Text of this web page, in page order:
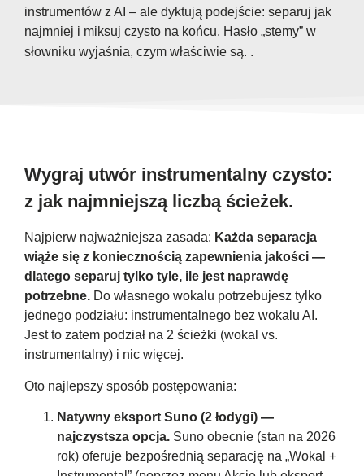
instrumentów z AI – ale dyktują podejście: separuj jak
najmniej i miksuj czysto na końcu. Hasło „stemy” w
słowniku wyjaśnia, czym właściwie są. .
Wygraj utwór instrumentalny czysto:
z jak najmniejszą liczbą ścieżek.
Najpierw najważniejsza zasada: Każda separacja
wiąże się z koniecznością zapewnienia jakości —
dlatego separuj tylko tyle, ile jest naprawdę
potrzebne. Do własnego wokalu potrzebujesz tylko
jednego podziału: instrumentalnego bez wokalu AI.
Jest to zatem podział na 2 ścieżki (wokal vs.
instrumentalny) i nic więcej.
Oto najlepszy sposób postępowania:
Natywny eksport Suno (2 łodygi) —
najczystsza opcja. Suno obecnie (stan na 2026
rok) oferuje bezpośrednią separację na „Wokal +